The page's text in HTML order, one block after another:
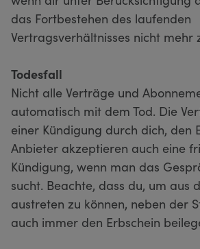
das Fortbestehen des laufenden
Vertragsverhältnisses nicht mehr
Todesfall
Nicht alle Verträge und
automatisch mit dem Tod. Die
einer Kündigung durch dich, den
Anbieter akzeptieren auch eine
Kündigung, wenn man das
sucht. Beachte, dass du, um aus
austreten zu können, neben der
auch immer den Erbschein